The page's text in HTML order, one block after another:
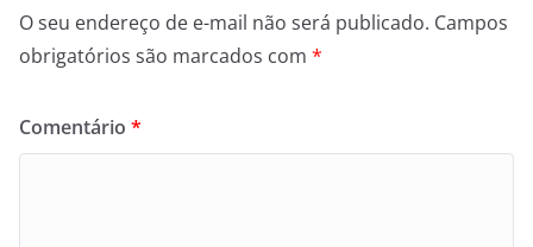
O seu endereço de e-mail não será publicado. Campos
obrigatórios são marcados com *
Comentário *